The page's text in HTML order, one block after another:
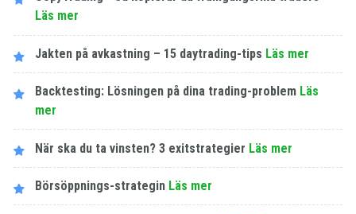
Läs mer
Jakten på avkastning – 15 daytrading-tips Läs mer
Backtesting: Lösningen på dina trading-problem Läs
mer
När ska du ta vinsten? 3 exitstrategier Läs mer
Börsöppnings-strategin Läs mer